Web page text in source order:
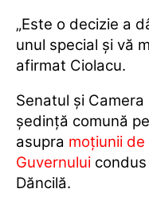
„Este o decizie a
unul special şi vă
afirmat Ciolacu.
Senatul şi
şedinţă comună
asupra moţiunii
Guvernului
Dăncilă.